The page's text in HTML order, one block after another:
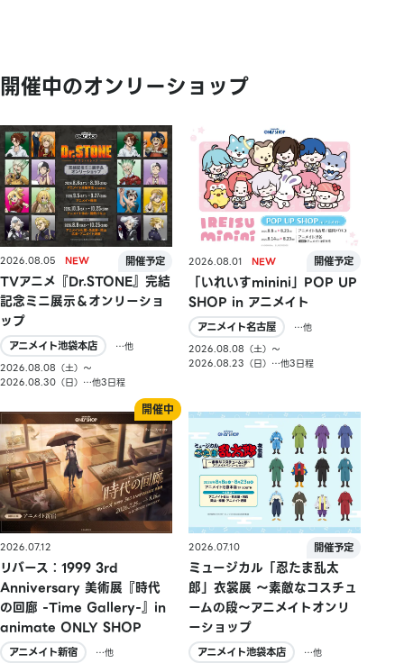
開催中のオンリーショップ
2026.08.05
TVアニメ『Dr.STONE』完結
記念ミニ展示＆オンリーショ
ップ
アニメイト池袋本店
…他
2026.08.08（土）〜
2026.08.30（日）…他3日程
2026.08.01
「いれいすminini」POP UP
SHOP in アニメイト
アニメイト名古屋
…他
2026.08.08（土）〜
2026.08.23（日）…他3日程
2026.07.12
リバース：1999 3rd
Anniversary 美術展『時代
の回廊 -Time Gallery-』in
animate ONLY SHOP
アニメイト新宿 …他
2026.07.10
ミュージカル「忍たま乱太
郎」衣裳展 ～素敵なコスチュ
ームの段～アニメイトオンリ
ーショップ
アニメイト池袋本店 …他